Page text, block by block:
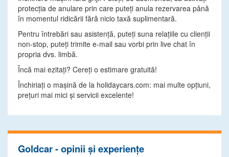
protecţia de anulare prin care puteţi anula rezervarea până
în momentul ridicării fără nicio taxă suplimentară.
Pentru întrebări sau asistenţă, puteţi suna relaţiile cu clienţii
non-stop, puteţi trimite e-mail sau vorbi prin live chat în
propria dvs. limbă.
Încă mai ezitaţi? Cereţi o estimare gratuită!
Închiriaţi o maşină de la holidaycars.com: mai multe opţiuni,
preţuri mai mici şi servicii excelente!
Goldcar - opinii și experiențe